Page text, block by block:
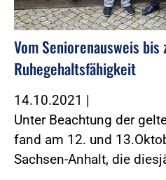
Vom Seniorenausweis bis
Ruhegehaltsfähigkeit
14.10.2021 |
Unter Beachtung der
fand am 12. und
Sachsen-Anhalt, die